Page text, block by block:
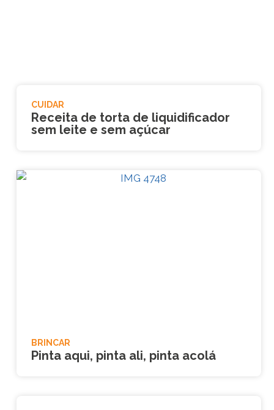
CUIDAR
Receita de torta de liquidificador
sem leite e sem açúcar
BRINCAR
Pinta aqui, pinta ali, pinta acolá